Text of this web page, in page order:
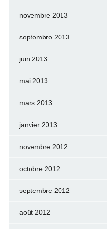
novembre 2013
septembre 2013
juin 2013
mai 2013
mars 2013
janvier 2013
novembre 2012
octobre 2012
septembre 2012
août 2012